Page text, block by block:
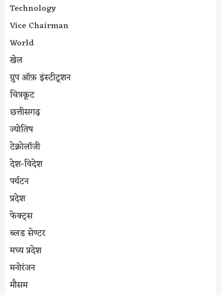
Technology
Vice Chairman
World
खेल
ग्रुप ऑफ़ इंस्टीटूशन
चित्रकूट
छत्तीसगढ़
ज्योतिष
टेक्नोलॉजी
देश-विदेश
पर्यटन
प्रदेश
फेक्ट्स
ब्लड सेण्टर
मध्य प्रदेश
मनोरंजन
मौसम